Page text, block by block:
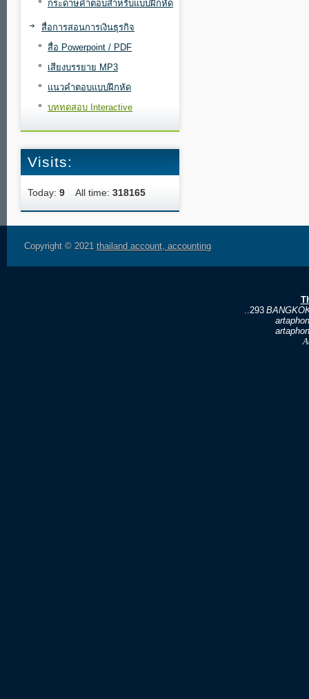
กระดาษคำตอบสำหรับแบบฝึกหัด
สื่อการสอนการเงินธุรกิจ
สื่อ Powerpoint / PDF
เสียงบรรยาย MP3
แนวคำตอบแบบฝึกหัด
บททดสอบ Interactive
Visits:
Today: 9 All time: 318165
Copyright © 2021 thailand account, accounting
..293